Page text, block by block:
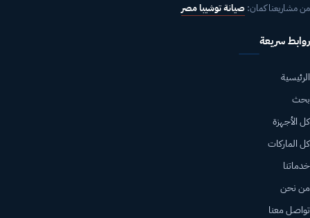
من مشاريعنا كمان: صيانة توشيبا مصر
روابط سريعة
الرئيسية
بحث
كل الأجهزة
كل الماركات
خدماتنا
من نحن
تواصل معنا